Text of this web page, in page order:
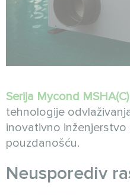
Serija Mycond MSHA(C)
tehnologije
inovativno
pouzdanošću.
Neusporediv